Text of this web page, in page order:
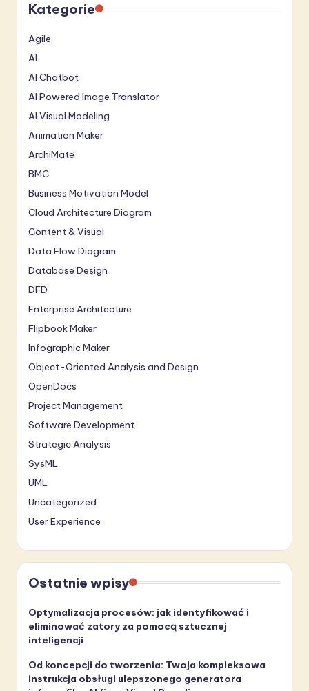
Kategorie
Agile
AI
AI Chatbot
AI Powered Image Translator
AI Visual Modeling
Animation Maker
ArchiMate
BMC
Business Motivation Model
Cloud Architecture Diagram
Content & Visual
Data Flow Diagram
Database Design
DFD
Enterprise Architecture
Flipbook Maker
Infographic Maker
Object-Oriented Analysis and Design
OpenDocs
Project Management
Software Development
Strategic Analysis
SysML
UML
Uncategorized
User Experience
Ostatnie wpisy
Optymalizacja procesów: jak identyfikować i
eliminować zatory za pomocą sztucznej
inteligencji
Od koncepcji do tworzenia: Twoja kompleksowa
instrukcja obsługi ulepszonego generatora